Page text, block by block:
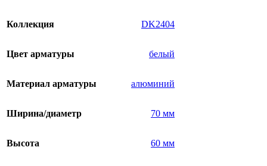
Коллекция DK2404
Цвет арматуры белый
Материал арматуры алюминий
Ширина/диаметр 70 мм
Высота 60 мм